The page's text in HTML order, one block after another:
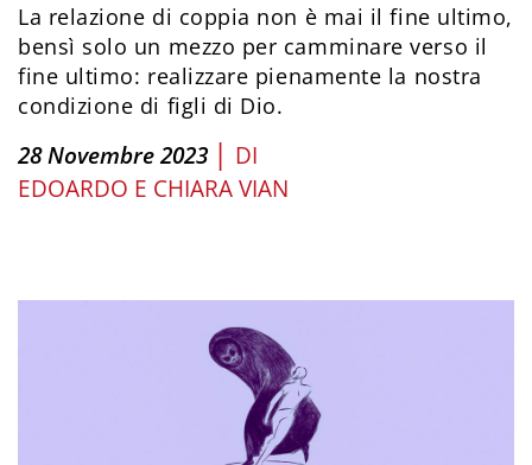
La relazione di coppia non è mai il fine ultimo,
bensì solo un mezzo per camminare verso il
fine ultimo: realizzare pienamente la nostra
condizione di figli di Dio.
28 Novembre 2023 | DI
EDOARDO E CHIARA VIAN